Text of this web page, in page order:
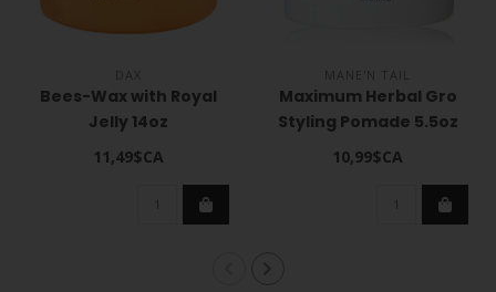
Bees-Wax with Royal
Jelly 14oz
11,49$CA
MANE'N TAIL
Maximum Herbal Gro
Styling Pomade 5.5oz
10,99$CA